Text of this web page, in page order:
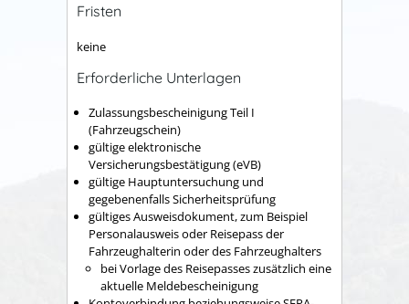
Fristen
keine
Erforderliche Unterlagen
Zulassungsbescheinigung Teil I
(Fahrzeugschein)
gültige elektronische
Versicherungsbestätigung (eVB)
gültige Hauptuntersuchung und
gegebenenfalls Sicherheitsprüfung
gültiges Ausweisdokument, zum Beispiel
Personalausweis oder Reisepass der
Fahrzeughalterin oder des Fahrzeughalters
bei Vorlage des Reisepasses zusätzlich eine
aktuelle Meldebescheinigung